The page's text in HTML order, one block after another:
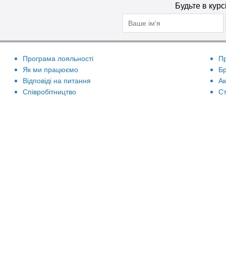
Будьте в
Програма лояльності
Як ми працюємо
Відповіді на питання
Співробітництво